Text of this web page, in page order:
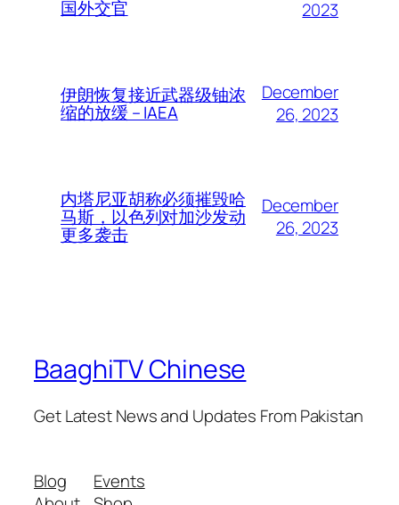
国外交官
2023
伊朗恢复接近武器级铀浓
缩的放缓 – IAEA
December
26, 2023
内塔尼亚胡称必须摧毁哈
马斯，以色列对加沙发动
更多袭击
December
26, 2023
BaaghiTV Chinese
Get Latest News and Updates From Pakistan
Blog
Events